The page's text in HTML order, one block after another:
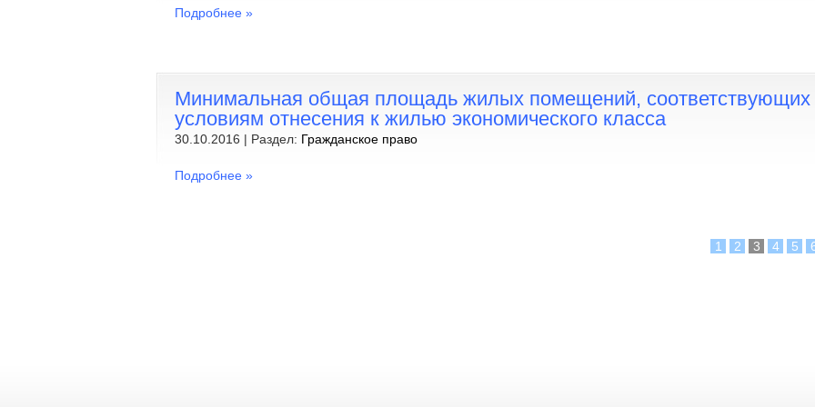
Подробнее »
Минимальная общая площадь жилых помещений, соответствующих
условиям отнесения к жилью экономического класса
30.10.2016 | Раздел: Гражданское право
Подробнее »
1 2 3 4 5